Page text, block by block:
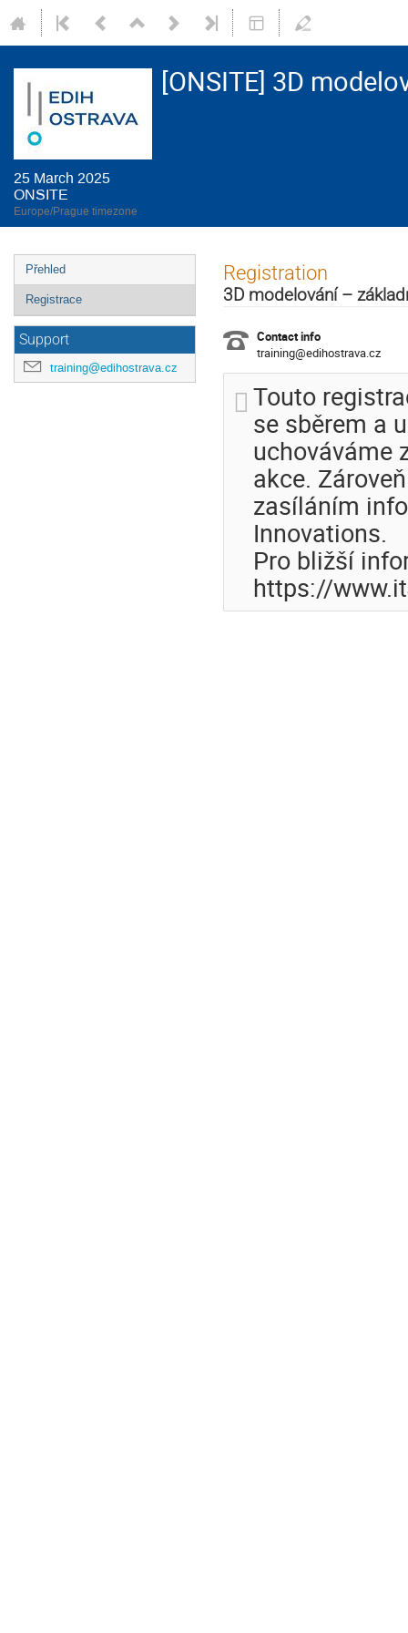
[ONSITE] 3D
25 March 2025
ONSITE
Europe/Prague timezone
Event
menu
Přehled
Registrace
Support
training@edihostrava.cz
Registration
3D modelování –
Contact info
training@edihostrava.cz
Touto
se sběrem a
uchováváme
akce.
zasíláním
Innovations.
Pro bližší
https://